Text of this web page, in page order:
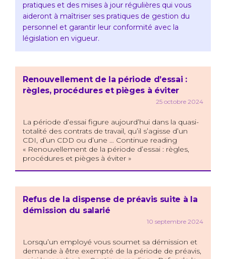
pratiques et des mises à jour régulières qui vous
aideront à maîtriser ses pratiques de gestion du
personnel et garantir leur conformité avec la
législation en vigueur.
Renouvellement de la période d’essai :
règles, procédures et pièges à éviter
25 octobre 2024
La période d’essai figure aujourd’hui dans la quasi-
totalité des contrats de travail, qu’il s’agisse d’un
CDI, d’un CDD ou d’une … Continue reading
« Renouvellement de la période d’essai : règles,
procédures et pièges à éviter »
Refus de la dispense de préavis suite à la
démission du salarié
10 septembre 2024
Lorsqu’un employé vous soumet sa démission et
demande à être exempté de la période de préavis,